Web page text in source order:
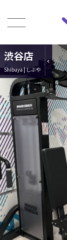
渋谷店
Shibuya | しぶや